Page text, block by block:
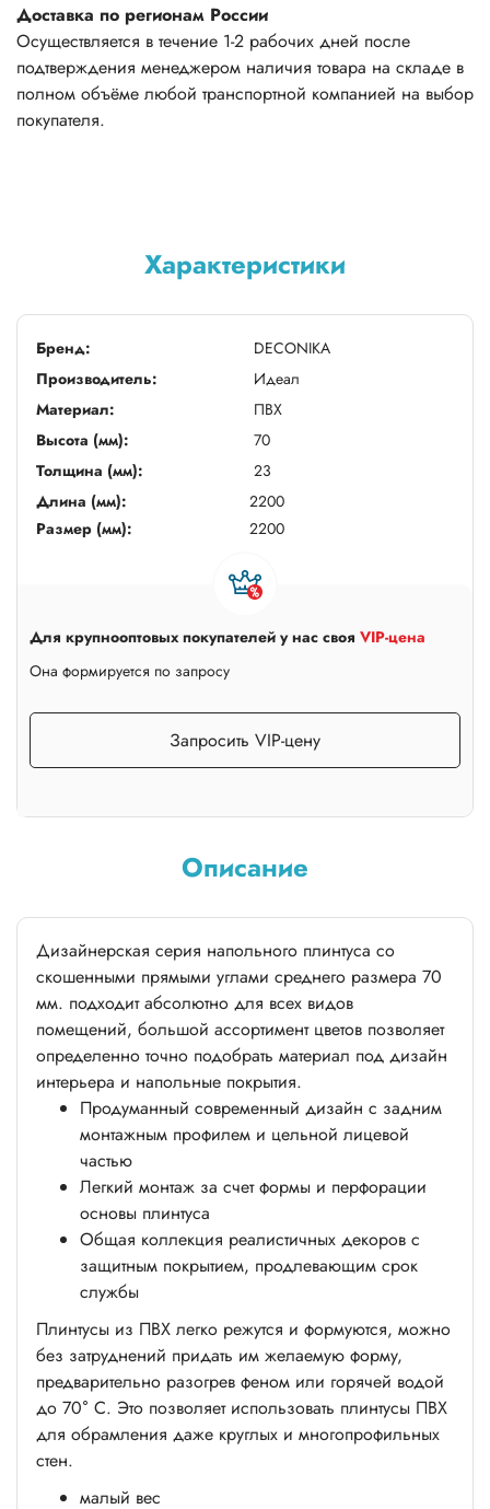
Доставка по регионам России
Осуществляется в течение 1-2 рабочих дней после
подтверждения менеджером наличия товара на складе в
полном объёме любой транспортной компанией на выбор
покупателя.
Характеристики
Бренд:
DECONIKA
Производитель:
Идеал
Материал:
ПВХ
Высота (мм):
70
Толщина (мм):
23
Длина (мм):
2200
Размер (мм):
2200
Для крупнооптовых покупателей у нас своя VIP-цена
Она формируется по запросу
Запросить VIP-цену
Описание
Дизайнерская серия напольного плинтуса со
скошенными прямыми углами среднего размера 70
мм. подходит абсолютно для всех видов
помещений, большой ассортимент цветов позволяет
определенно точно подобрать материал под дизайн
интерьера и напольные покрытия.
Продуманный современный дизайн с задним
монтажным профилем и цельной лицевой
частью
Легкий монтаж за счет формы и перфорации
основы плинтуса
Общая коллекция реалистичных декоров с
защитным покрытием, продлевающим срок
службы
Плинтусы из ПВХ легко режутся и формуются, можно
без затруднений придать им желаемую форму,
предварительно разогрев феном или горячей водой
до 70° С. Это позволяет использовать плинтусы ПВХ
для обрамления даже круглых и многопрофильных
стен.
малый вес